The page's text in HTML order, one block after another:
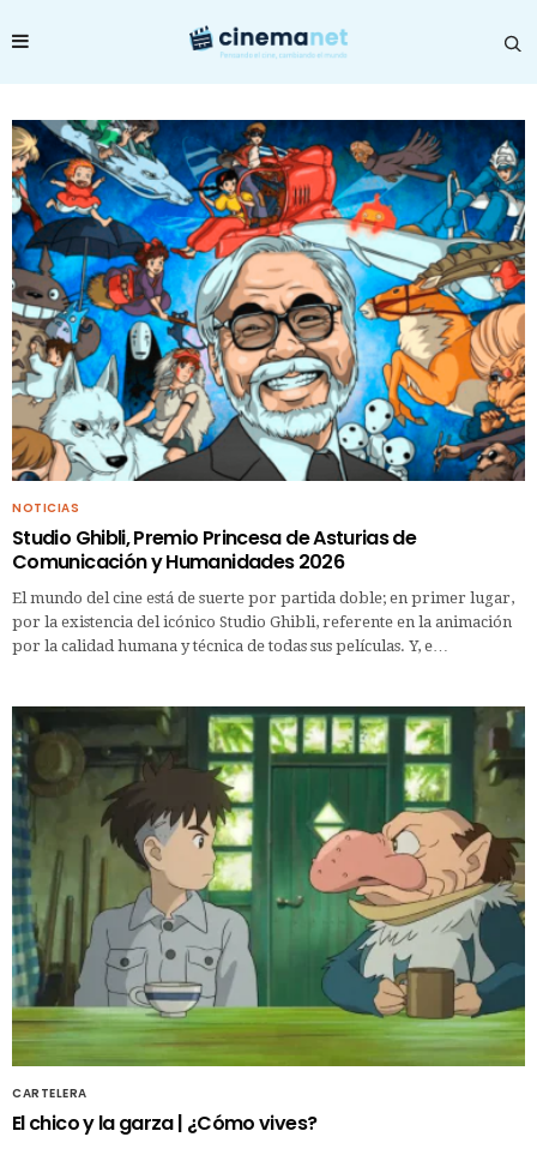
NOTICIAS
Studio Ghibli, Premio Princesa de Asturias de
Comunicación y Humanidades 2026
El mundo del cine está de suerte por partida doble; en primer lugar,
por la existencia del icónico Studio Ghibli, referente en la animación
por la calidad humana y técnica de todas sus películas. Y, e…
CARTELERA
El chico y la garza | ¿Cómo vives?